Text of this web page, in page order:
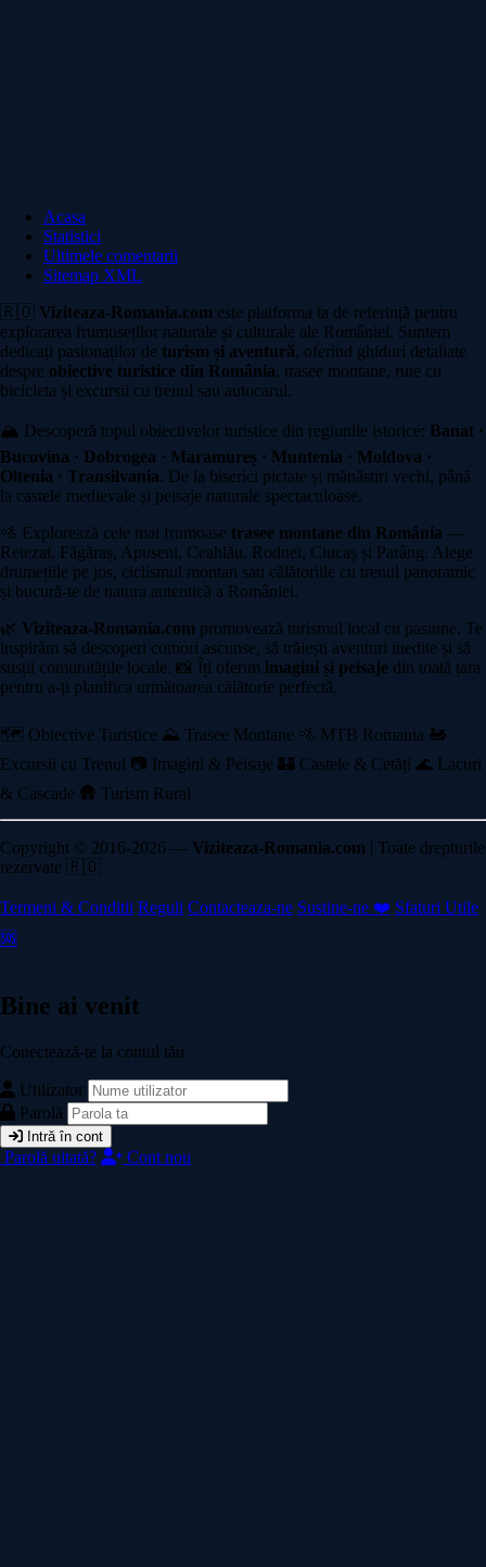
Acasa
Statistici
Ultimele comentarii
Sitemap XML
🇷🇴 Viziteaza-Romania.com este platforma ta de referință pentru
explorarea frumuseților naturale și culturale ale României. Suntem
dedicați pasionaților de turism și aventură, oferind ghiduri detaliate
despre obiective turistice din România, trasee montane, rute cu
bicicleta și excursii cu trenul sau autocarul.
🏔️ Descoperă topul obiectivelor turistice din regiunile istorice: Banat ·
Bucovina · Dobrogea · Maramureș · Muntenia · Moldova ·
Oltenia · Transilvania. De la biserici pictate și mănăstiri vechi, până
la castele medievale și peisaje naturale spectaculoase.
🚵 Explorează cele mai frumoase trasee montane din România —
Retezat, Făgăraș, Apuseni, Ceahlău, Rodnei, Ciucaș și Parâng. Alege
drumețiile pe jos, ciclismul montan sau călătoriile cu trenul panoramic
și bucură-te de natura autentică a României.
🌿 Viziteaza-Romania.com promovează turismul local cu pasiune. Te
inspirăm să descoperi comori ascunse, să trăiești aventuri inedite și să
susții comunitățile locale. 📸 Îți oferim imagini și peisaje din toată țara
pentru a-ți planifica următoarea călătorie perfectă.
🗺️ Obiective Turistice ⛰️ Trasee Montane 🚵 MTB Romania 🚂
Excursii cu Trenul 📷 Imagini & Peisaje 🏰 Castele & Cetăți 🌊 Lacuri
& Cascade 🛖 Turism Rural
Copyright © 2016-2026 — Viziteaza-Romania.com | Toate drepturile
rezervate 🇷🇴
Termeni & Conditii Reguli Contacteaza-ne Sustine-ne ❤️ Sfaturi Utile
🆘
Bine ai venit
Conectează-te la contul tău
Utilizator
Parolă
Intră în cont
Parolă uitată? Cont nou